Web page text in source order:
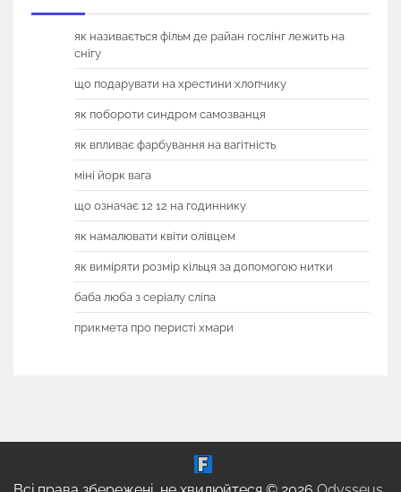
як називається фільм де райан гослінг лежить на
снігу
що подарувати на хрестини хлопчику
як побороти синдром самозванця
як впливає фарбування на вагітність
міні йорк вага
що означає 12 12 на годиннику
як намалювати квіти олівцем
як виміряти розмір кільця за допомогою нитки
баба люба з серіалу сліпа
прикмета про перисті хмари